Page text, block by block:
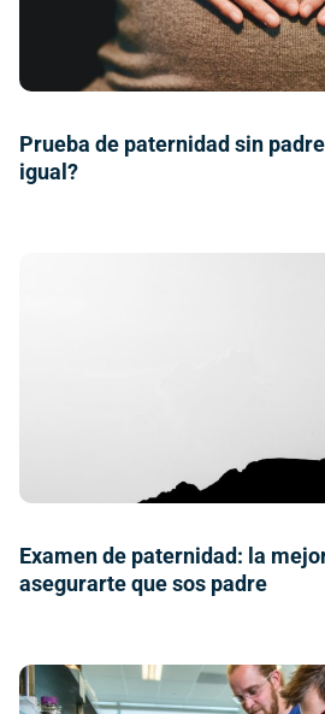
Prueba de paternidad sin
igual?
Examen de paternidad: la
asegurarte que sos padre